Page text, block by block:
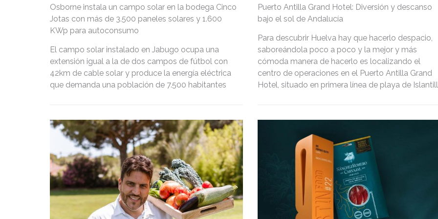
Osborne instala un campo solar en la bodega Cinco
Jotas con más de 3.500 paneles solares y 1.600
KWp para autoconsumo
El campo solar instalado en Jabugo ocupa una
extensión igual a la de dos campos de fútbol con
42km de cable solar y produce la energía eléctrica
que demanda una población de 7.500 habitantes
Puerto Antilla Grand Hotel: Diversión y descanso
bajo el sol de Andalucía
Para descubrir Huelva hay que hacerlo despacio,
saboreándola poco a poco y la mejor y más
cómoda manera de hacerlo es localizando el
centro de operaciones en el Puerto Antilla Grand
Hotel, situado en primera línea de playa de